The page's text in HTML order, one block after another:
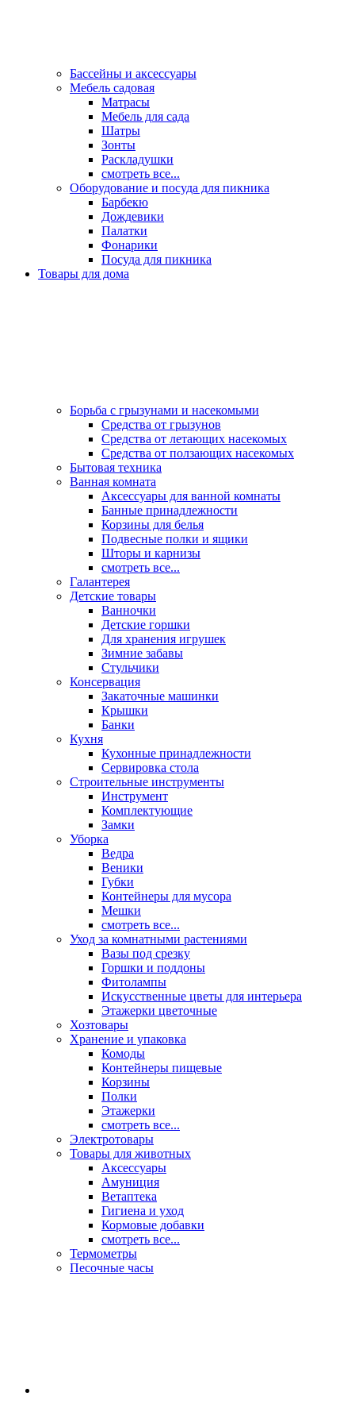
Бассейны и аксессуары
Мебель садовая
Матрасы
Мебель для сада
Шатры
Зонты
Раскладушки
смотреть все...
Оборудование и посуда для пикника
Барбекю
Дождевики
Палатки
Фонарики
Посуда для пикника
Товары для дома
Борьба с грызунами и насекомыми
Средства от грызунов
Средства от летающих насекомых
Средства от ползающих насекомых
Бытовая техника
Ванная комната
Аксессуары для ванной комнаты
Банные принадлежности
Корзины для белья
Подвесные полки и ящики
Шторы и карнизы
смотреть все...
Галантерея
Детские товары
Ванночки
Детские горшки
Для хранения игрушек
Зимние забавы
Стульчики
Консервация
Закаточные машинки
Крышки
Банки
Кухня
Кухонные принадлежности
Сервировка стола
Строительные инструменты
Инструмент
Комплектующие
Замки
Уборка
Ведра
Веники
Губки
Контейнеры для мусора
Мешки
смотреть все...
Уход за комнатными растениями
Вазы под срезку
Горшки и поддоны
Фитолампы
Искусственные цветы для интерьера
Этажерки цветочные
Хозтовары
Хранение и упаковка
Комоды
Контейнеры пищевые
Корзины
Полки
Этажерки
смотреть все...
Электротовары
Товары для животных
Аксессуары
Амуниция
Ветаптека
Гигиена и уход
Кормовые добавки
смотреть все...
Термометры
Песочные часы